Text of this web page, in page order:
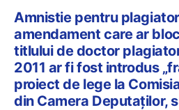
Amnistie pentru
amendament care ar
titlului de doctor
2011 ar fi fost introdus
proiect de lege la
din Camera Deputaților,